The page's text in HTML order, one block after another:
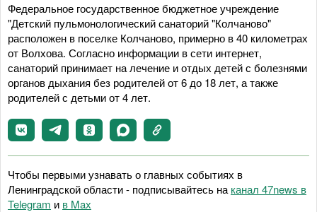
Федеральное государственное бюджетное учреждение
"Детский пульмонологический санаторий "Колчаново"
расположен в поселке Колчаново, примерно в 40 километрах
от Волхова. Согласно информации в сети интернет,
санаторий принимает на лечение и отдых детей с болезнями
органов дыхания без родителей от 6 до 18 лет, а также
родителей с детьми от 4 лет.
Чтобы первыми узнавать о главных событиях в
Ленинградской области - подписывайтесь на канал 47news в
Telegram и в Maх